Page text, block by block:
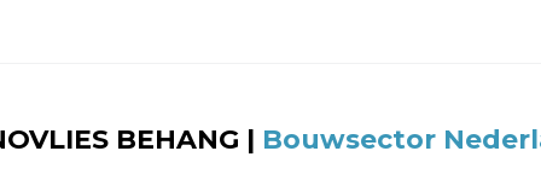
BEHANG | Bouwsector